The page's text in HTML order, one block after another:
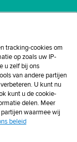
tracking-cookies om
op zoals uw IP-
u zelf bij ons
van andere partijen
U kunt nu
kunt u de cookie-
delen. Meer
waarmee wij
beleid